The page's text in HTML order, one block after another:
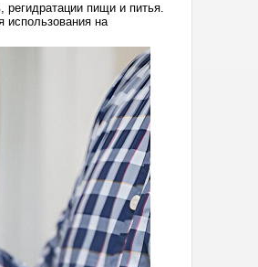
регидратации пищи и питья.
использования на